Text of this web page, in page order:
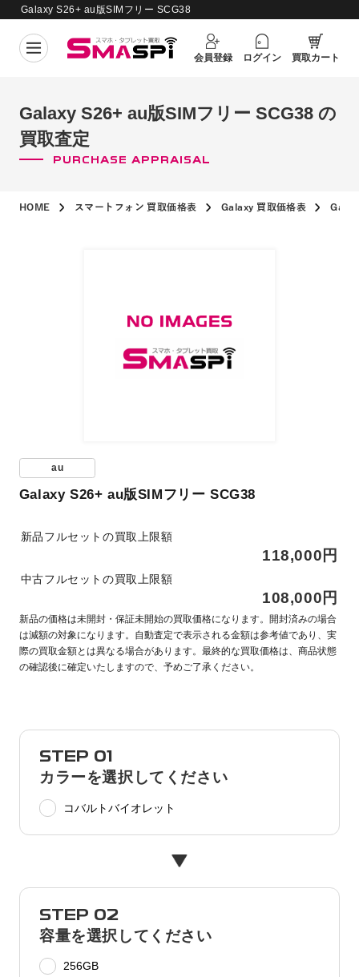
Galaxy S26+ au版SIMフリー SCG38
会員登録 ログイン 買取カート
Galaxy S26+ au版SIMフリー SCG38 の
買取査定
PURCHASE APPRAISAL
HOME スマートフォン 買取価格表 Galaxy 買取価格表
au
Galaxy S26+ au版SIMフリー SCG38
新品フルセットの買取上限額
118,000円
中古フルセットの買取上限額
108,000円
新品の価格は未開封・保証未開始の買取価格になります。開封済みの場合
は減額の対象になります。自動査定で表示される金額は参考値であり、実
際の買取金額とは異なる場合があります。最終的な買取価格は、商品状態
の確認後に確定いたしますので、予めご了承ください。
STEP 01
カラーを選択してください
コバルトバイオレット
STEP 02
容量を選択してください
256GB